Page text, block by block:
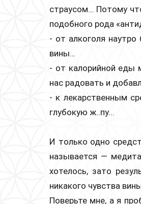
страусом… Потому
подобного рода
- от алкоголя
вины…
- от калорийной еды
нас радовать и
- к лекарственным
глубокую ж..пу...
И только одно
называется —
хотелось, зато
никакого чувства
Поверьте мне, а я